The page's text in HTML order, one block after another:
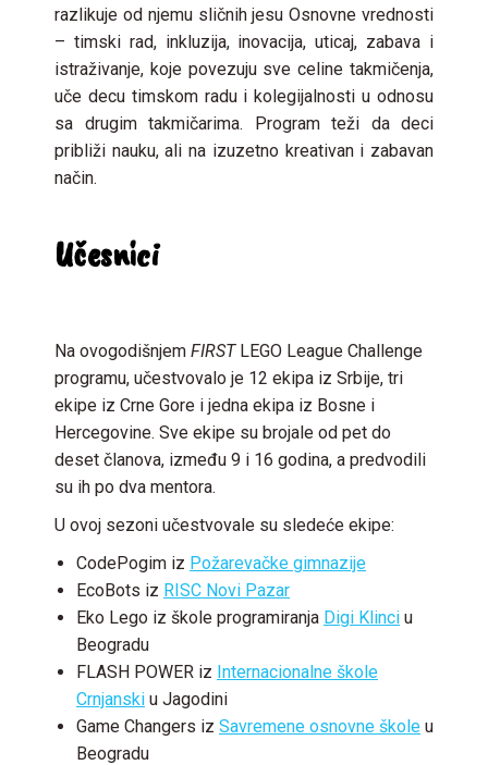
razlikuje od njemu sličnih jesu Osnovne vrednosti
– timski rad, inkluzija, inovacija, uticaj, zabava i
istraživanje, koje povezuju sve celine takmičenja,
uče decu timskom radu i kolegijalnosti u odnosu
sa drugim takmičarima. Program teži da deci
približi nauku, ali na izuzetno kreativan i zabavan
način.
Učesnici
Na ovogodišnjem FIRST LEGO League Challenge
programu, učestvovalo je 12 ekipa iz Srbije, tri
ekipe iz Crne Gore i jedna ekipa iz Bosne i
Hercegovine. Sve ekipe su brojale od pet do
deset članova, između 9 i 16 godina, a predvodili
su ih po dva mentora.
U ovoj sezoni učestvovale su sledeće ekipe:
CodePogim iz Požarevačke gimnazije
EcoBots iz RISC Novi Pazar
Eko Lego iz škole programiranja Digi Klinci u
Beogradu
FLASH POWER iz Internacionalne škole
Crnjanski u Jagodini
Game Changers iz Savremene osnovne škole u
Beogradu